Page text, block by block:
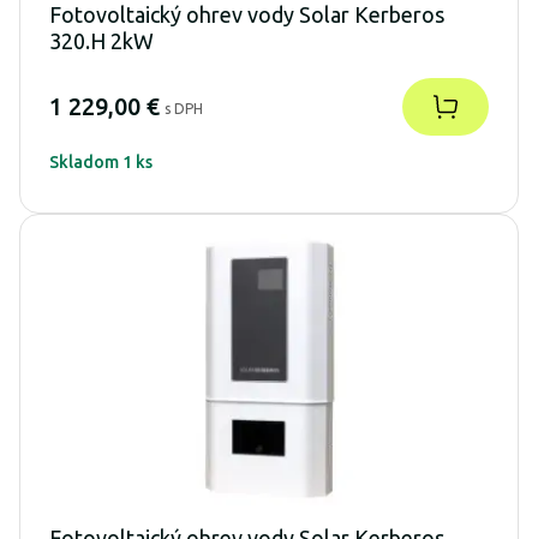
Fotovoltaický ohrev vody Solar Kerberos
320.H 2kW
1 229,00 € s DPH
Skladom 1 ks